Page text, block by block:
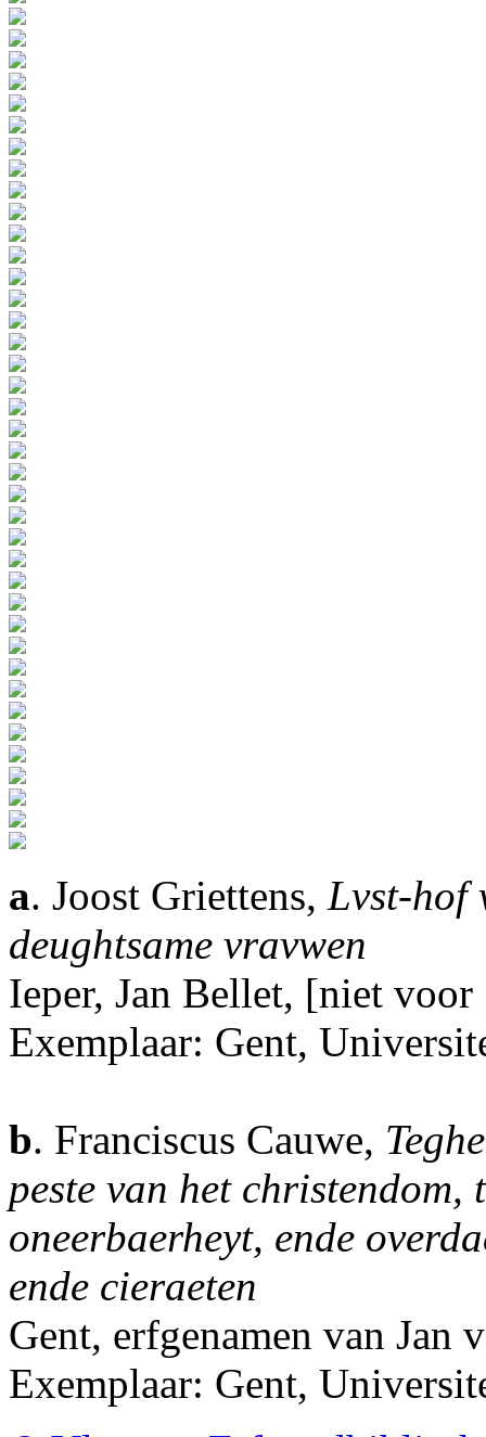
a. Joost Griettens, Lvst-hof
deughtsame vravwen
Ieper, Jan Bellet, [niet
Exemplaar: Gent,
b. Franciscus Cauwe,
peste van het christendom,
oneerbaerheyt, ende
ende cieraeten
Gent, erfgenamen van Jan
Exemplaar: Gent,